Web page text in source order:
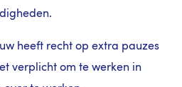
heeft recht op extra pauzes
verplicht om te werken in